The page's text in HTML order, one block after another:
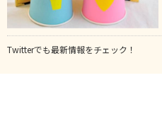
Twitterでも最新情報をチェック！